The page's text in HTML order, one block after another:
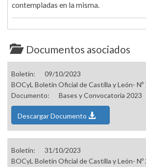
contempladas en la misma.
Documentos asociados
Boletín:
09/10/2023
BOCyL Boletín Oficial de Castilla y León- Nº
Documento:
Bases y Convocatoria 2023
Descargar Documento
Boletín:
31/10/2023
BOCyL Boletín Oficial de Castilla y León- Nº